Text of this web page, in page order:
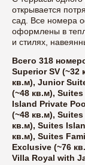
открывается
сад. Все номера
оформлены в
и стилях,
Всего 318
Superior SV (~32
кв.м), Junior
(~48 кв.м),
Island Private
(~48 кв.м),
кв.м), Suites
кв.м), Suites
Exclusive (~76
Villa Royal with